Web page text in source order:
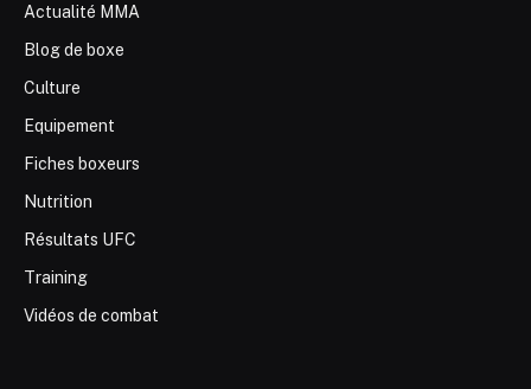
Actualité MMA
Blog de boxe
Culture
Equipement
Fiches boxeurs
Nutrition
Résultats UFC
Training
Vidéos de combat